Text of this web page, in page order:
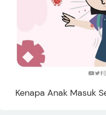
Kenapa Anak Masuk